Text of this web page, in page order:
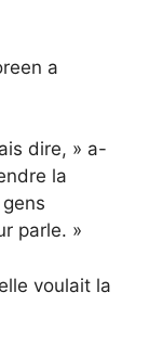
a
dire, » a-
la
parle. »
voulait la